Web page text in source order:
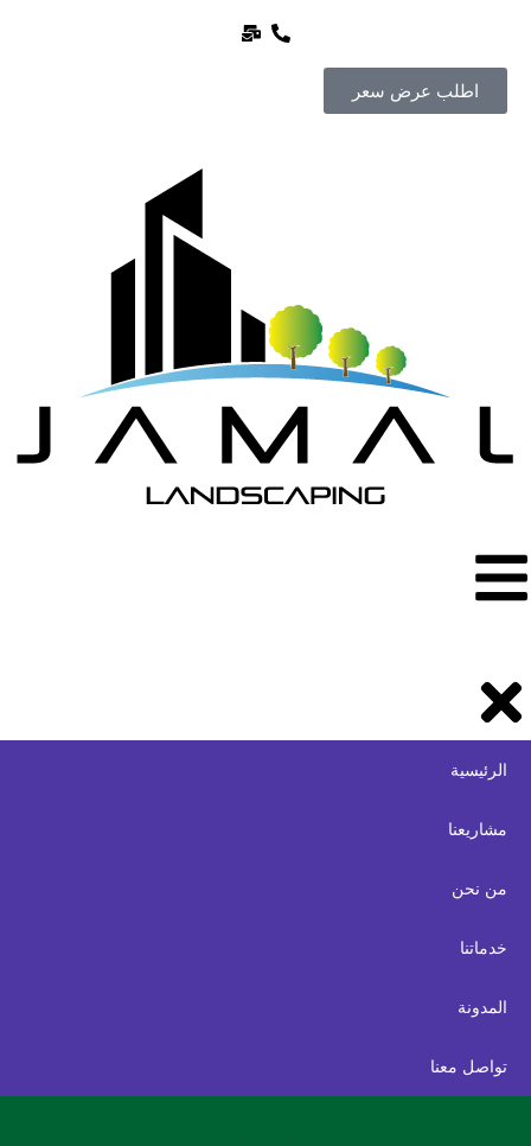
اطلب عرض سعر
الرئيسية
مشاريعنا
من نحن
خدماتنا
المدونة
تواصل معنا